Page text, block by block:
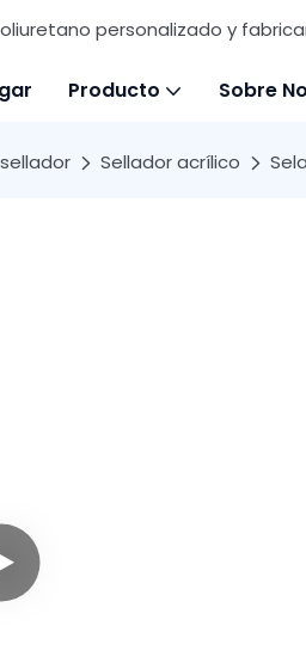
personalizado y
Producto Sobre
Sellador acrílico